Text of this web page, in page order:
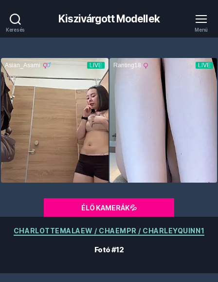
Keresés
Kiszivárgott Modellek
Menü
ÉLŐ KAMERÁK💦
Kategóriák
CHARLOTTEMALAEW / CHAEMPR / CHARLEYQUINN1
Fotó #12